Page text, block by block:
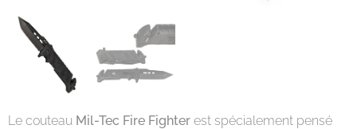
Le couteau Mil-Tec Fire Fighter est spécialement pensé